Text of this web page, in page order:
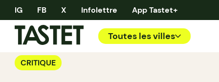
IG FB X Infolettre App Tastet+
Toutes les villes
CRITIQUE